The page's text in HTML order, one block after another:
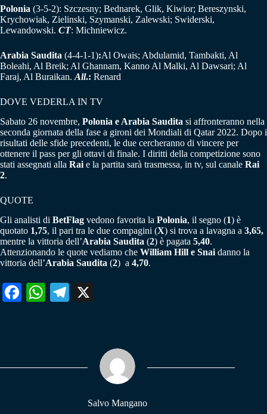
Polonia (3-5-2): Szczesny; Bednarek, Glik, Kiwior; Bereszynski,
Krychowiak, Zielinski, Szymanski, Zalewski; Swiderski,
Lewandowski. CT: Michniewicz.
Arabia Saudita (4-4-1-1):Al Owais; Abdulamid, Tambakti, Al
Boleahi, Al Breik; Al Ghannam, Kanno Al Malki, Al Dawsari; Al
Faraj, Al Buraikan. All.: Renard
DOVE VEDERLA IN TV
Sabato 26 novembre, Polonia e Arabia Saudita si affronteranno nella
seconda giornata della fase a gironi dei Mondiali di Qatar 2022. Dopo i
risultati delle sfide precedenti, le due cercheranno di vincere per
ottenere il pass per gli ottavi di finale. I diritti della competizione sono
stati assegnati alla Rai e la partita sarà trasmessa, in tv, sul canale Rai
2.
QUOTE
Gli analisti di BetFlag vedono favorita la Polonia, il segno (1) è
quotato 1,75, il pari tra le due compagini (X) si trova a lavagna a 3,65,
mentre la vittoria dell’Arabia Saudita (2) è pagata 5,40.
Attenzionando le quote vediamo che William Hill e Snai danno la
vittoria dell’Arabia Saudita (2) a 4,70.
Fa W
pp
Te
m
Salvo Mangano